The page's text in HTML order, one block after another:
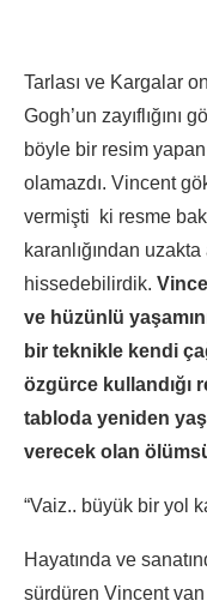
Tarlası ve Kargalar
Gogh’un zayıflığını
böyle bir resim yapan
olamazdı. Vincent
vermişti ki resme
karanlığından uzakta
hissedebilirdik.
ve hüzünlü
bir teknikle kendi
özgürce kullandığı
tabloda yeniden
verecek olan
“Vaiz.. büyük bir yol
Hayatında ve
sürdüren Vincent